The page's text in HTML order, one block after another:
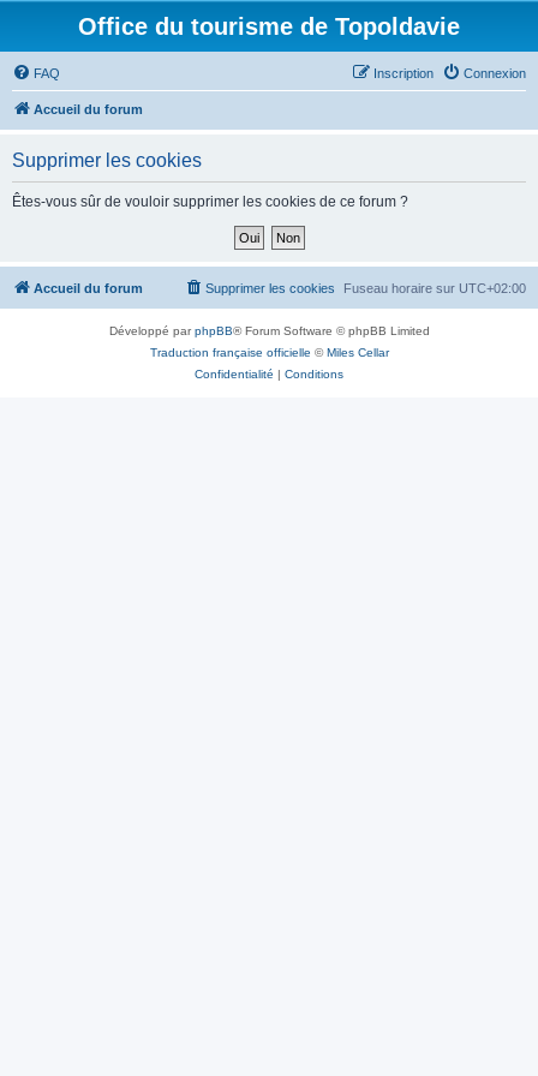
Office du tourisme de Topoldavie
FAQ Connexion
Inscription
Accueil du forum
Supprimer les cookies
Êtes-vous sûr de vouloir supprimer les cookies de ce forum ?
Accueil du forum Fuseau horaire sur UTC+02:00
Supprimer les cookies
Développé parphpBB® Forum Software © phpBB Limited
Traduction française officielle ©Miles Cellar
Confidentialité | Conditions